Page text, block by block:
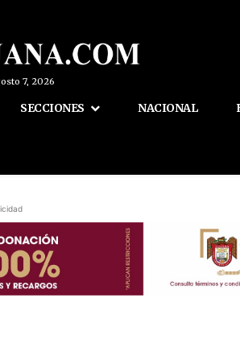
7, 2026
SECCIONES NACIONAL